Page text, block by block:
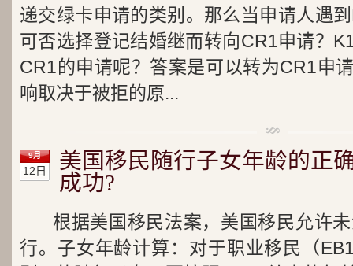
递交绿卡申请的类别。那么当申请人遇
可否选择登记结婚继而转向CR1申请？
CR1的申请呢？答案是可以转为CR1申
响取决于被拒的原...
9月
12日
美国移民随行子女年龄的正
成功?
根据美国移民法案，美国移民允许
行。子女年龄计算：对于职业移民（